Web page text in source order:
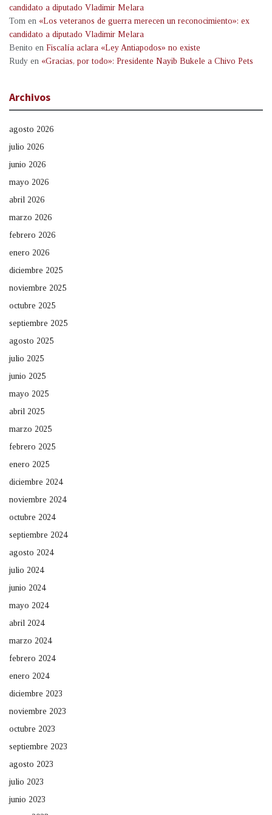
candidato a diputado Vladimir Melara
Tom en «Los veteranos de guerra merecen un reconocimiento»: ex
candidato a diputado Vladimir Melara
Benito en Fiscalía aclara «Ley Antiapodos» no existe
Rudy en «Gracias, por todo»: Presidente Nayib Bukele a Chivo Pets
Archivos
agosto 2026
julio 2026
junio 2026
mayo 2026
abril 2026
marzo 2026
febrero 2026
enero 2026
diciembre 2025
noviembre 2025
octubre 2025
septiembre 2025
agosto 2025
julio 2025
junio 2025
mayo 2025
abril 2025
marzo 2025
febrero 2025
enero 2025
diciembre 2024
noviembre 2024
octubre 2024
septiembre 2024
agosto 2024
julio 2024
junio 2024
mayo 2024
abril 2024
marzo 2024
febrero 2024
enero 2024
diciembre 2023
noviembre 2023
octubre 2023
septiembre 2023
agosto 2023
julio 2023
junio 2023